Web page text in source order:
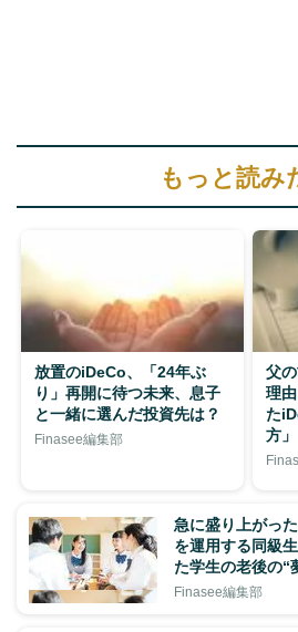
もっと読み
放置のiDeCo、「24年ぶ
り」再開に待つ未来、息子
と一緒に選んだ投資先は？
Finasee編集部
父
理
た
方」
急に盛り上がっ
を運用する同級
た学生の老後の“
Finasee編集部